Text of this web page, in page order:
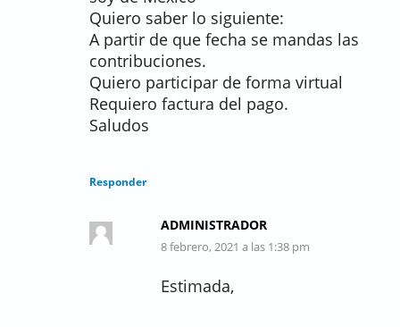
Quiero saber lo siguiente:
A partir de que fecha se mandas las
contribuciones.
Quiero participar de forma virtual
Requiero factura del pago.
Saludos
Responder
ADMINISTRADOR
8 febrero, 2021 a las 1:38 pm
Estimada,